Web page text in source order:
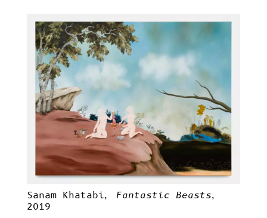
Sanam Khatabi, Fantastic Beasts,
2019